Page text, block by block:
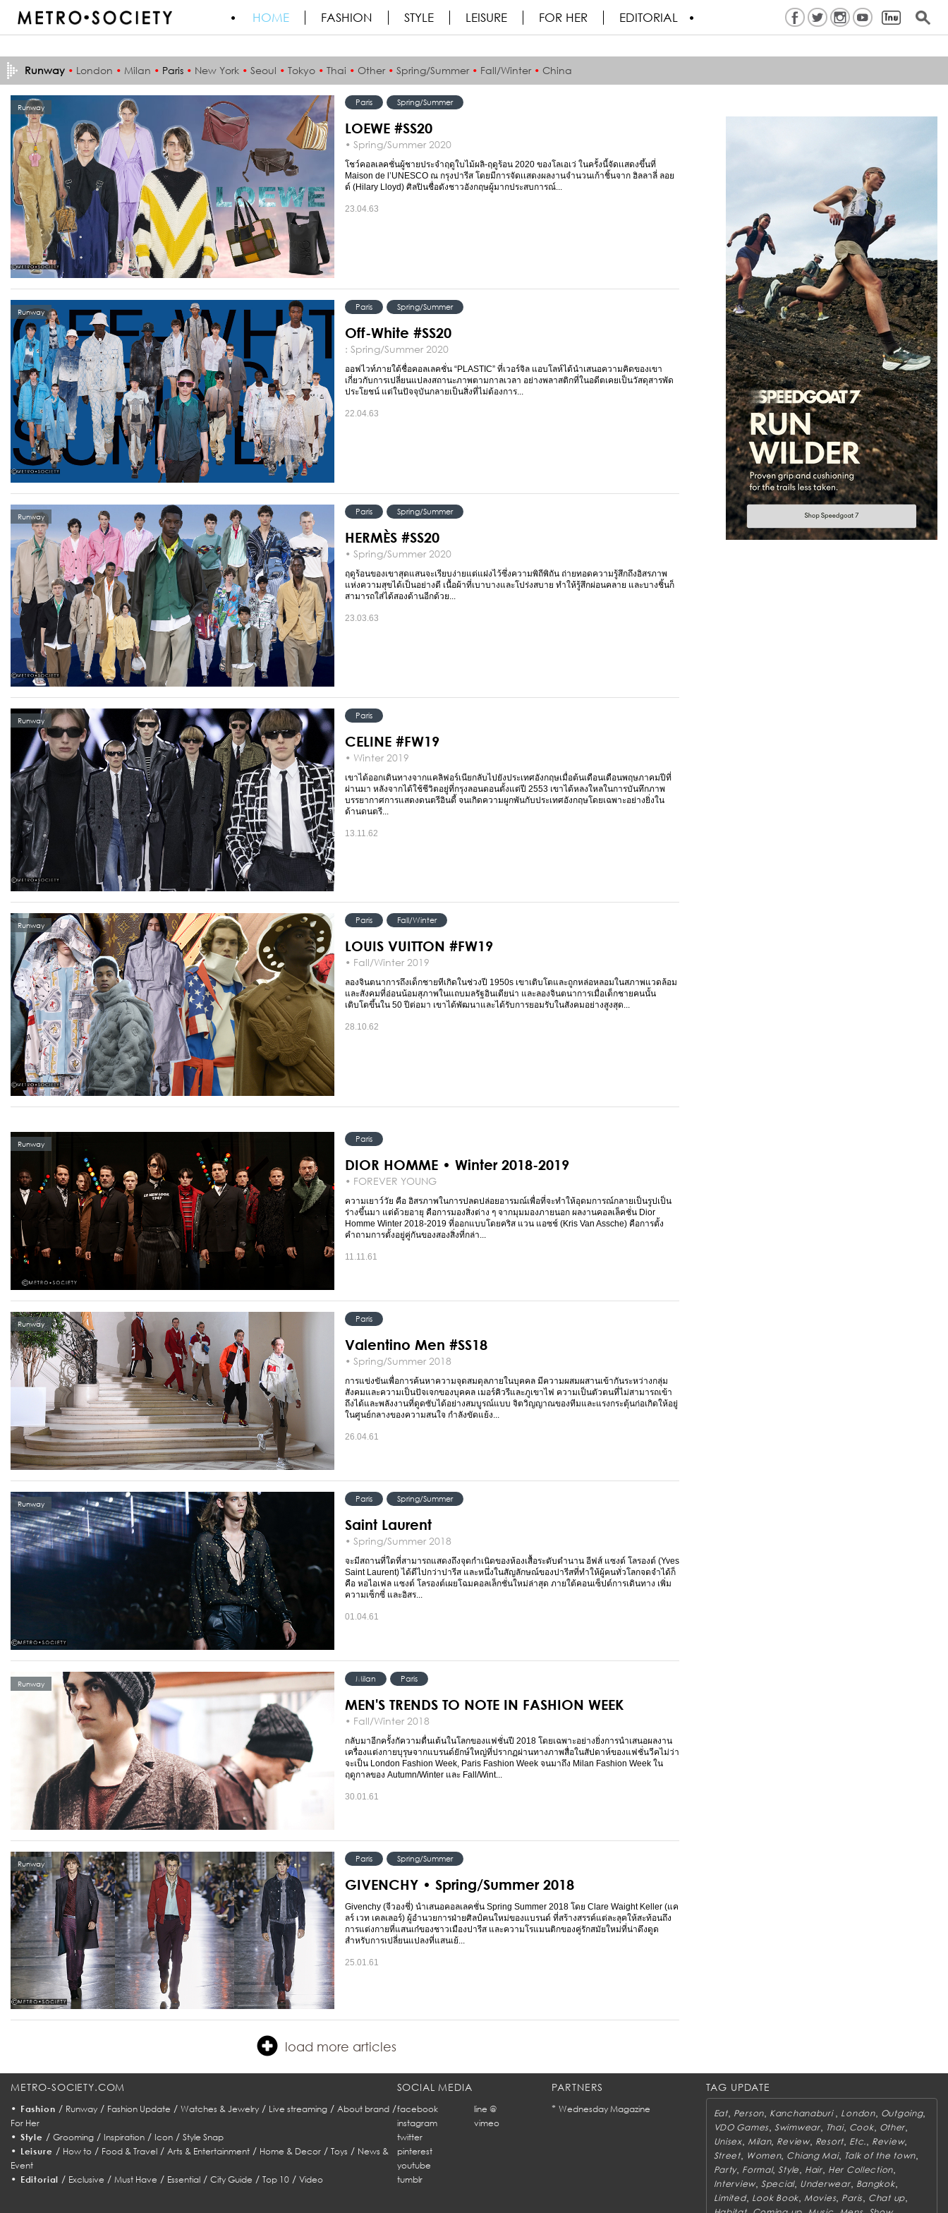
HOME FASHION STYLE LEISURE FOR HER EDITORIAL
Runway • London • Milan • Paris • New York • Seoul • Tokyo • Thai • Other • Spring/Summer • Fall/Winter • China
Runway
Paris Spring/Summer
LOEWE #SS20
• Spring/Summer 2020
โชว์คอลเลคชั่นผู้ชายประจำฤดูใบไม้ผลิ-ฤดูร้อน 2020 ของโลเอเว่ ในครั้งนี้จัดเเสดงขึ้นที่
Maison de l’UNESCO ณ กรุงปารีส โดยมีการจัดเเสดงผลงานจำนวนเก้าชิ้นจาก ฮิลลาลี่ ลอย
ด์ (Hilary Lloyd) ศิลปินชื่อดังชาวอังกฤษผู้มากประสบการณ์...
23.04.63
Runway
Paris Spring/Summer
Off-White #SS20
: Spring/Summer 2020
ออฟไวท์ภายใต้ชื่อคอลเลคชั่น “PLASTIC” ที่เวอร์จิล แอบโลห์ได้นำเสนอความคิดของเขา
เกี่ยวกับการเปลี่ยนแปลงสถานะภาพตามกาลเวลา อย่างพลาสติกที่ในอดีตเคยเป็นวัสดุสารพัด
ประโยชน์ แต่ในปัจจุบันกลายเป็นสิ่งที่ไม่ต้องการ...
22.04.63
Runway
Paris Spring/Summer
HERMÈS #SS20
• Spring/Summer 2020
ฤดูร้อนของเขาสุดแสนจะเรียบง่ายแต่แฝงไว้ซึ่งความพิถีพิถัน ถ่ายทอดความรู้สึกถึงอิสรภาพ
แห่งความสุขได้เป็นอย่างดี เนื้อผ้าที่เบาบางและโปร่งสบาย ทำให้รู้สึกผ่อนคลาย และบางชิ้นก็
สามารถใส่ได้สองด้านอีกด้วย...
23.03.63
Runway
Paris
CELINE #FW19
• Winter 2019
เขาได้ออกเดินทางจากแคลิฟอร์เนียกลับไปยังประเทศอังกฤษเมื่อต้นเดือนเดือนพฤษภาคมปีที่
ผ่านมา หลังจากได้ใช้ชีวิตอยู่ที่กรุงลอนดอนตั้งแต่ปี 2553 เขาได้หลงใหลในการบันทึกภาพ
บรรยากาศการแสดงดนตรีอินดี้ จนเกิดความผูกพันกับประเทศอังกฤษโดยเฉพาะอย่างยิ่งใน
ด้านดนตรี...
13.11.62
Runway
Paris Fall/Winter
LOUIS VUITTON #FW19
• Fall/Winter 2019
ลองจินตนาการถึงเด็กชายทีเกิดในช่วงปี 1950s เขาเติบโตและถูกหล่อหลอมในสภาพแวดล้อม
และสังคมที่อ่อนน้อมสุภาพในแถบมลรัฐอินเดียน่า และลองจินตนาการเมื่อเด็กชายคนนั้น
เติบโตขึ้นใน 50 ปีต่อมา เขาได้พัฒนาและได้รับการยอมรับในสังคมอย่างสูงสุด...
28.10.62
Runway
Paris
DIOR HOMME • Winter 2018-2019
• FOREVER YOUNG
ความเยาว์วัย คือ อิสรภาพในการปลดปล่อยอารมณ์เพื่อที่จะทำให้อุดมการณ์กลายเป็นรูปเป็น
ร่างขึ้นมา แต่ด้วยอายุ คือการมองสิ่งต่าง ๆ จากมุมมองภายนอก ผลงานคอลเล็คชั่น Dior
Homme Winter 2018-2019 ที่ออกแบบโดยคริส แวน แอซช์ (Kris Van Assche) คือการตั้ง
คำถามการตั้งอยู่คู่กันของสองสิ่งที่กล่า...
11.11.61
Runway
Paris
Valentino Men #SS18
• Spring/Summer 2018
การแข่งขันเพื่อการค้นหาความจุดสมดุลภายในบุคคล มีความผสมผสานเข้ากันระหว่างกลุ่ม
สังคมและความเป็นปัจเจกของบุคคล เมอร์คิวรีและภูเขาไฟ ความเป็นตัวตนที่ไม่สามารถเข้า
ถึงได้และพลังงานที่ดูดซับได้อย่างสมบูรณ์แบบ จิตวิญญาณของทีมและแรงกระตุ้นก่อเกิดให้อยู่
ในศูนย์กลางของความสนใจ กำลังขัดแย้ง...
26.04.61
Runway
Paris Spring/Summer
Saint Laurent
• Spring/Summer 2018
จะมีสถานที่ใดที่สามารถแสดงถึงจุดกำเนิดของห้องเสื้อระดับตำนาน อีฟส์ แซงต์ โลรองต์ (Yves
Saint Laurent) ได้ดีไปกว่าปารีส และหนึ่งในสัญลักษณ์ของปารีสที่ทำให้ผู้คนทั่วโลกจดจำได้ก็
คือ หอไอเฟล แซงต์ โลรองต์เผยโฉมคอลเล็กชั่นใหม่ล่าสุด ภายใต้คอนเซ็ปต์การเดินทาง เพิ่ม
ความเซ็กซี่ และอิสร...
01.04.61
Runway
Milan Paris
MEN'S TRENDS TO NOTE IN FASHION WEEK
• Fall/Winter 2018
กลับมาอีกครั้งกัความตื่นเต้นในโลกของแฟชั่นปี 2018 โดยเฉพาะอย่างยิ่งการนำเสนอผลงาน
เครื่องแต่งกายบุรุษจากแบรนด์ยักษ์ใหญ่ที่ปรากฏผ่านทางภาพสื่อในสัปดาห์ของแฟชั่นวีคไม่ว่า
จะเป็น London Fashion Week, Paris Fashion Week จนมาถึง Milan Fashion Week ใน
ฤดูกาลของ Autumn/Winter และ Fall/Wint...
30.01.61
Runway
Paris Spring/Summer
GIVENCHY • Spring/Summer 2018
Givenchy (จีวองชี่) นำเสนอคอลเลคชั่น Spring Summer 2018 โดย Clare Waight Keller (แค
ลร์ เวท เคลเลอร์) ผู้อำนวยการฝ่ายศิลป์คนใหม่ของแบรนด์ ที่สร้างสรรค์แต่ละลุคให้สะท้อนถึง
การแต่งกายที่แสนเก๋ของชาวเมืองปารีส และความโรแมนติกของคู่รักสมัยใหม่ที่น่าดึงดูด
สำหรับการเปลี่ยนแปลงที่แสนเย้...
25.01.61
load more articles
METRO-SOCIETY.COM
• Fashion / Runway/ Fashion Update / Watches & Jewelry/ Live streaming/ About brand/
For Her
• Style / Grooming/ Inspiration/ Icon/ Style Snap
• Leisure / How to/ Food & Travel/ Arts & Entertainment/ Home & Decor/ Toys / News &
Event
• Editorial / Exclusive /Must Have / Essential /City Guide /Top 10 /Video
SOCIAL MEDIA
facebook
line @
instagram
vimeo
twitter
pinterest
youtube
tumblr
PARTNERS
* Wednesday Magazine
TAG UPDATE
Eat, Person, Kanchanaburi , London, Outgoing,
VDO Games, Swimwear, Thai, Cook, Other,
Unisex, Milan, Review, Resort, Etc., Review,
Street, Women, Chiang Mai, Talk of the town,
Party, Formal,Style, Hair, Her Collection,
Interview, Special, Underwear, Bangkok,
Limited, Look Book,Movies, Paris, Chat up,